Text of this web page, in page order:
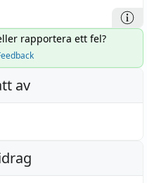
rapportera ett fel?
av